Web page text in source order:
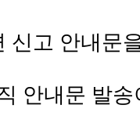
신고 안내문
안내문 발